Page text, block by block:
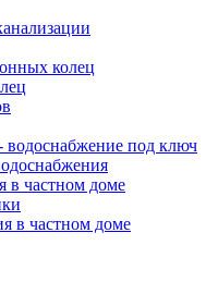
колец
водоснабжение под ключ
в частном доме
в частном доме